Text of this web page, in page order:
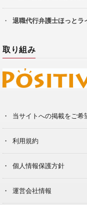
退職代行弁護士ほっとラ
取り組み
当サイトへの掲載をご希
利用規約
個人情報保護方針
運営会社情報